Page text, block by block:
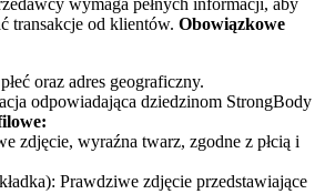
wymaga pełnych informacji, aby
transakcje od klientów. Obowiązkowe
oraz adres geograficzny.
odpowiadająca dziedzinom StrongBody
zdjęcie, wyraźna twarz, zgodne z płcią i
Prawdziwe zdjęcie przedstawiające